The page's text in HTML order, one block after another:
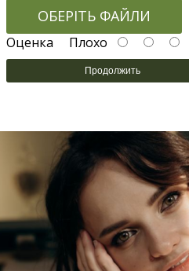
ОБЕРІТЬ ФАЙЛИ
Оценка Плохо
Продолжить